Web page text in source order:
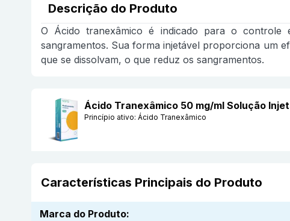
Descrição do Produto
O Ácido tranexâmico é indicado para o controle
sangramentos. Sua forma injetável proporciona um
que se dissolvam, o que reduz os sangramentos.
Ácido Tranexâmico 50 mg/ml Solução
Princípio ativo: Ácido Tranexâmico
Características Principais do Produto
Marca do Produto: